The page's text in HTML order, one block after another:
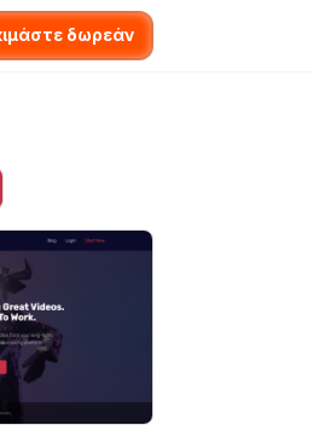
δωρεάν